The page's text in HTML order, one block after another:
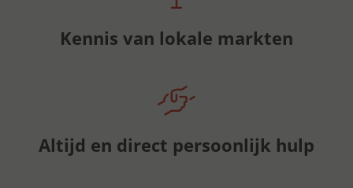
Kennis van lokale markten
Altijd en direct persoonlijk hulp